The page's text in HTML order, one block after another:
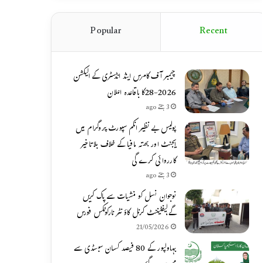
Recent
Popular
چیمبر آف کامرس اینڈ انڈسٹری کے الیکشن
2026-28کا باقاعدہ اعلان
3 ہفتے ago
پولیس بے نظیر انکم سپورٹ پروگرام میں
ایجنٹ اور بھتہ مافیا کے خلاف بلاتاخیر
کارروائی کرے گی
3 ہفتے ago
نوجوان نسل کو منشیات سے پاک کریں
گے،لیفٹیننٹ کرنل کاؤنٹر نارکوٹکس فورس
21/05/2026
بہاولپور کے 80 فیصد کسان سبسڈی سے